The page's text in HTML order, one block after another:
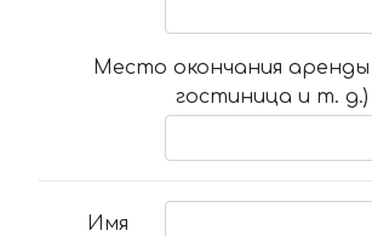
Место окончания аренды
гостиница и т. д.)
Имя